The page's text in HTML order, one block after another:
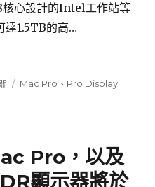
心設計的Intel工作站等
達1.5TB的高…
標
Mac Pro 、 Pro Display
Pro，以及
顯示器將於